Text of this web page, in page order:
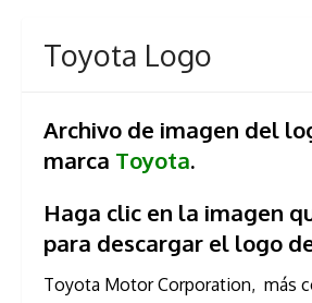
Toyota Logo
Archivo de imagen del
marca Toyota.
Haga clic en la imagen
para descargar el logo
Toyota Motor Corporation, ​ más